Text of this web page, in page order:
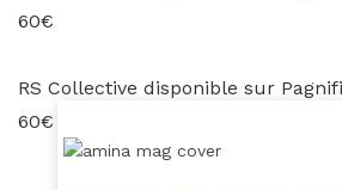
60€
RS Collective disponible sur
60€